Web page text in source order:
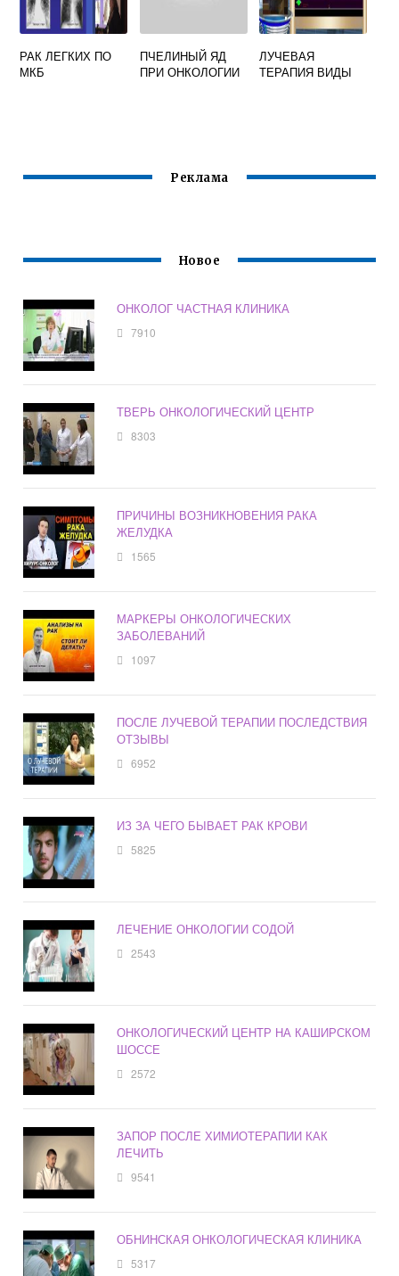
РАК ЛЕГКИХ ПО
МКБ
ПЧЕЛИНЫЙ ЯД
ПРИ ОНКОЛОГИИ
ЛУЧЕВАЯ
ТЕРАПИЯ ВИДЫ
Реклама
Новое
ОНКОЛОГ ЧАСТНАЯ КЛИНИКА
7910
ТВЕРЬ ОНКОЛОГИЧЕСКИЙ ЦЕНТР
8303
ПРИЧИНЫ ВОЗНИКНОВЕНИЯ РАКА
ЖЕЛУДКА
1565
МАРКЕРЫ ОНКОЛОГИЧЕСКИХ
ЗАБОЛЕВАНИЙ
1097
ПОСЛЕ ЛУЧЕВОЙ ТЕРАПИИ ПОСЛЕДСТВИЯ
ОТЗЫВЫ
6952
ИЗ ЗА ЧЕГО БЫВАЕТ РАК КРОВИ
5825
ЛЕЧЕНИЕ ОНКОЛОГИИ СОДОЙ
2543
ОНКОЛОГИЧЕСКИЙ ЦЕНТР НА КАШИРСКОМ
ШОССЕ
2572
ЗАПОР ПОСЛЕ ХИМИОТЕРАПИИ КАК
ЛЕЧИТЬ
9541
ОБНИНСКАЯ ОНКОЛОГИЧЕСКАЯ КЛИНИКА
5317